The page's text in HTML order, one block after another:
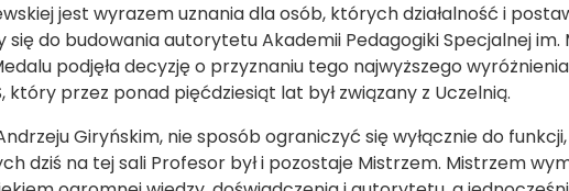
jest wyrazem uznania dla osób, których działalność i
się do budowania autorytetu Akademii Pedagogiki Specjalnej im.
podjęła decyzję o przyznaniu tego najwyższego
który przez ponad pięćdziesiąt lat był związany z Uczelnią.
Giryńskim, nie sposób ograniczyć się wyłącznie do
dziś na tej sali Profesor był i pozostaje Mistrzem. Mistrzem